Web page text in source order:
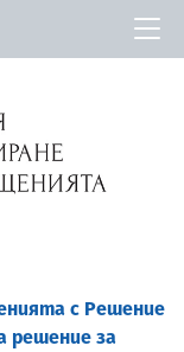
с Решение
решение за